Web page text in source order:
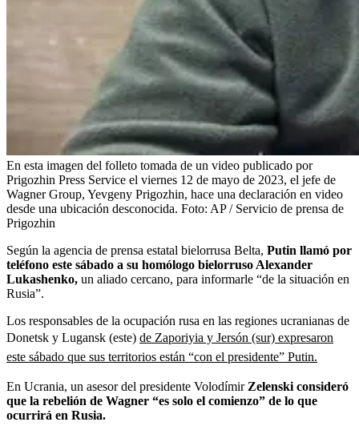
En esta imagen del folleto tomada de un video publicado por
Prigozhin Press Service el viernes 12 de mayo de 2023, el jefe de
Wagner Group, Yevgeny Prigozhin, hace una declaración en video
desde una ubicación desconocida. Foto: AP / Servicio de prensa de
Prigozhin
Según la agencia de prensa estatal bielorrusa Belta, Putin llamó por
teléfono este sábado a su homólogo bielorruso Alexander
Lukashenko, un aliado cercano, para informarle “de la situación en
Rusia”.
Los responsables de la ocupación rusa en las regiones ucranianas de
Donetsk y Lugansk (este) de Zaporiyia y Jersón (sur) expresaron
este sábado que sus territorios están “con el presidente” Putin.
En Ucrania, un asesor del presidente Volodímir Zelenski consideró
que la rebelión de Wagner “es solo el comienzo” de lo que
ocurrirá en Rusia.